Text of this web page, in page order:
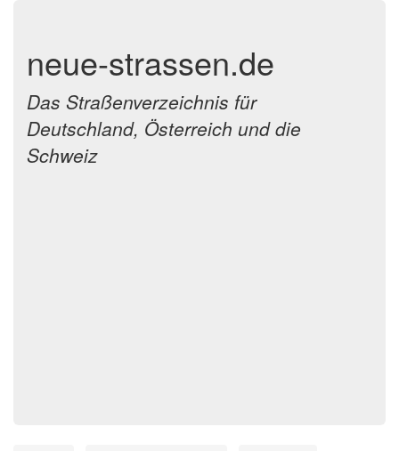
neue-strassen.de
Das Straßenverzeichnis für
Deutschland, Österreich und die
Schweiz